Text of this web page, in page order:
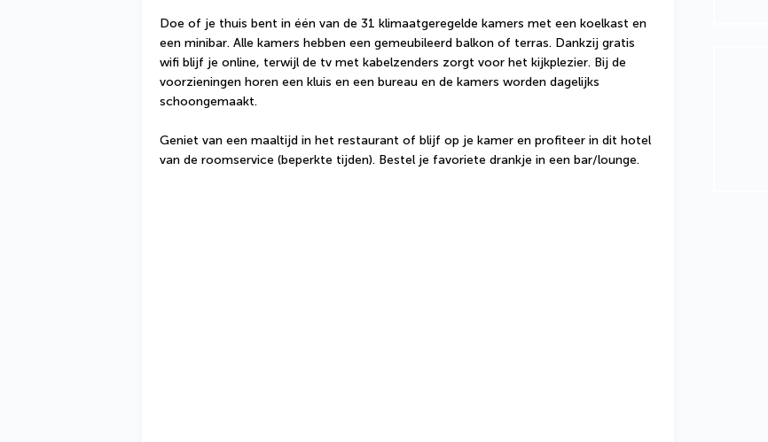
Doe of je thuis bent in één van de 31 klimaatgeregelde kamers met een koelkast en
een minibar. Alle kamers hebben een gemeubileerd balkon of terras. Dankzij gratis
wifi blijf je online, terwijl de tv met kabelzenders zorgt voor het kijkplezier. Bij de
voorzieningen horen een kluis en een bureau en de kamers worden dagelijks
schoongemaakt.
Geniet van een maaltijd in het restaurant of blijf op je kamer en profiteer in dit hotel
van de roomservice (beperkte tijden). Bestel je favoriete drankje in een bar/lounge.